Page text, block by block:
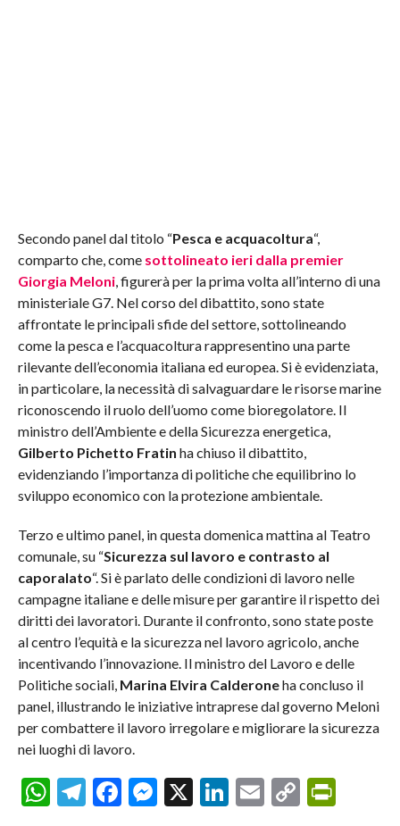
Secondo panel dal titolo “Pesca e acquacoltura“,
comparto che, come sottolineato ieri dalla premier
Giorgia Meloni, figurerà per la prima volta all’interno di una
ministeriale G7. Nel corso del dibattito, sono state
affrontate le principali sfide del settore, sottolineando
come la pesca e l’acquacoltura rappresentino una parte
rilevante dell’economia italiana ed europea. Si è evidenziata,
in particolare, la necessità di salvaguardare le risorse marine
riconoscendo il ruolo dell’uomo come bioregolatore. Il
ministro dell’Ambiente e della Sicurezza energetica,
Gilberto Pichetto Fratin ha chiuso il dibattito,
evidenziando l’importanza di politiche che equilibrino lo
sviluppo economico con la protezione ambientale.
Terzo e ultimo panel, in questa domenica mattina al Teatro
comunale, su “Sicurezza sul lavoro e contrasto al
caporalato“. Si è parlato delle condizioni di lavoro nelle
campagne italiane e delle misure per garantire il rispetto dei
diritti dei lavoratori. Durante il confronto, sono state poste
al centro l’equità e la sicurezza nel lavoro agricolo, anche
incentivando l’innovazione. Il ministro del Lavoro e delle
Politiche sociali, Marina Elvira Calderoneha concluso il
panel, illustrando le iniziative intraprese dal governo Meloni
per combattere il lavoro irregolare e migliorare la sicurezza
nei luoghi di lavoro.
WhatsApp
Telegram
Facebook
Messenger
X LinkedIn
Email
Copy